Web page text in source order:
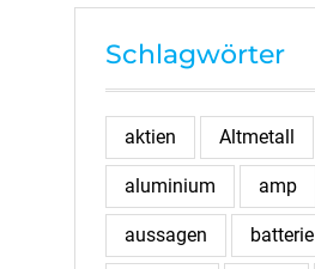
Schlagwörter
aktien Altmetall
aluminium amp
aussagen batterie